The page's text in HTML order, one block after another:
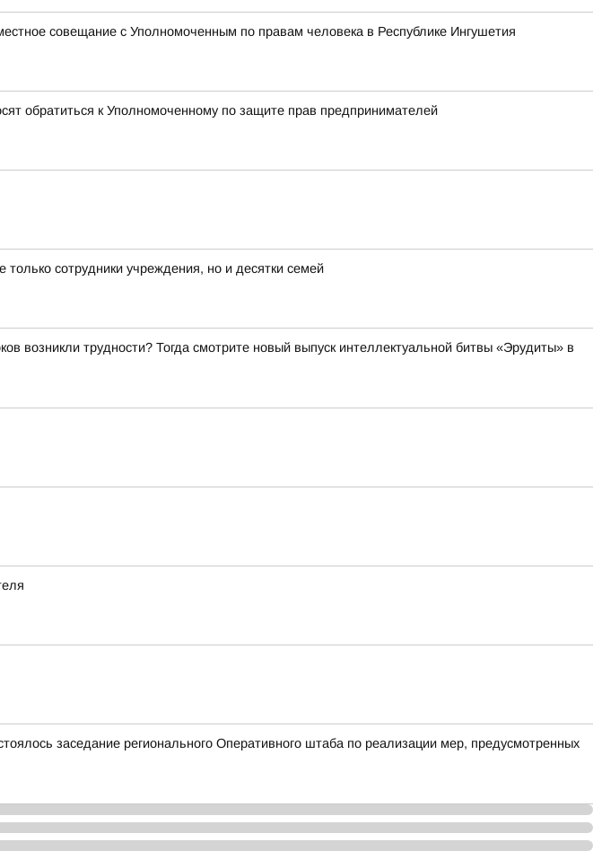
совещание с Уполномоченным по правам человека в Республике Ингушетия
обратиться к Уполномоченному по защите прав предпринимателей
сотрудники учреждения, но и десятки семей
возникли трудности? Тогда смотрите новый выпуск интеллектуальной битвы «Эрудиты» в
заседание регионального Оперативного штаба по реализации мер, предусмотренных